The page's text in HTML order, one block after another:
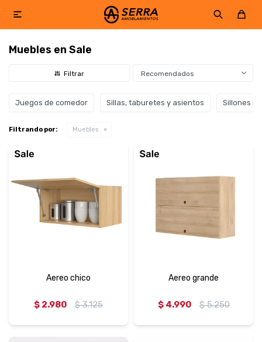

Muebles en Sale
Recomendados
Juegos de comedor Sillas, taburetes y asientos Sillones
Filtrando por: Muebles
Aereo chico
$ 2.980 $ 3.125
Aereo grande
$ 4.990 $ 5.250